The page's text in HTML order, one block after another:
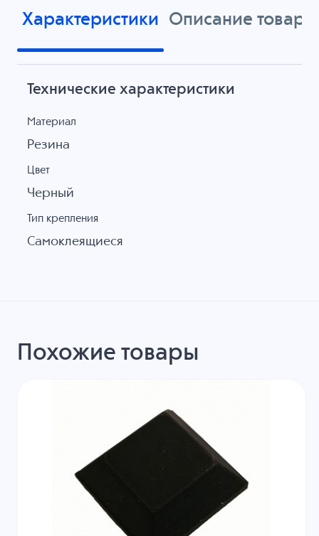
Характеристики Описание товара
Технические характеристики
Материал
Резина
Цвет
Черный
Тип крепления
Самоклеящиеся
Похожие товары